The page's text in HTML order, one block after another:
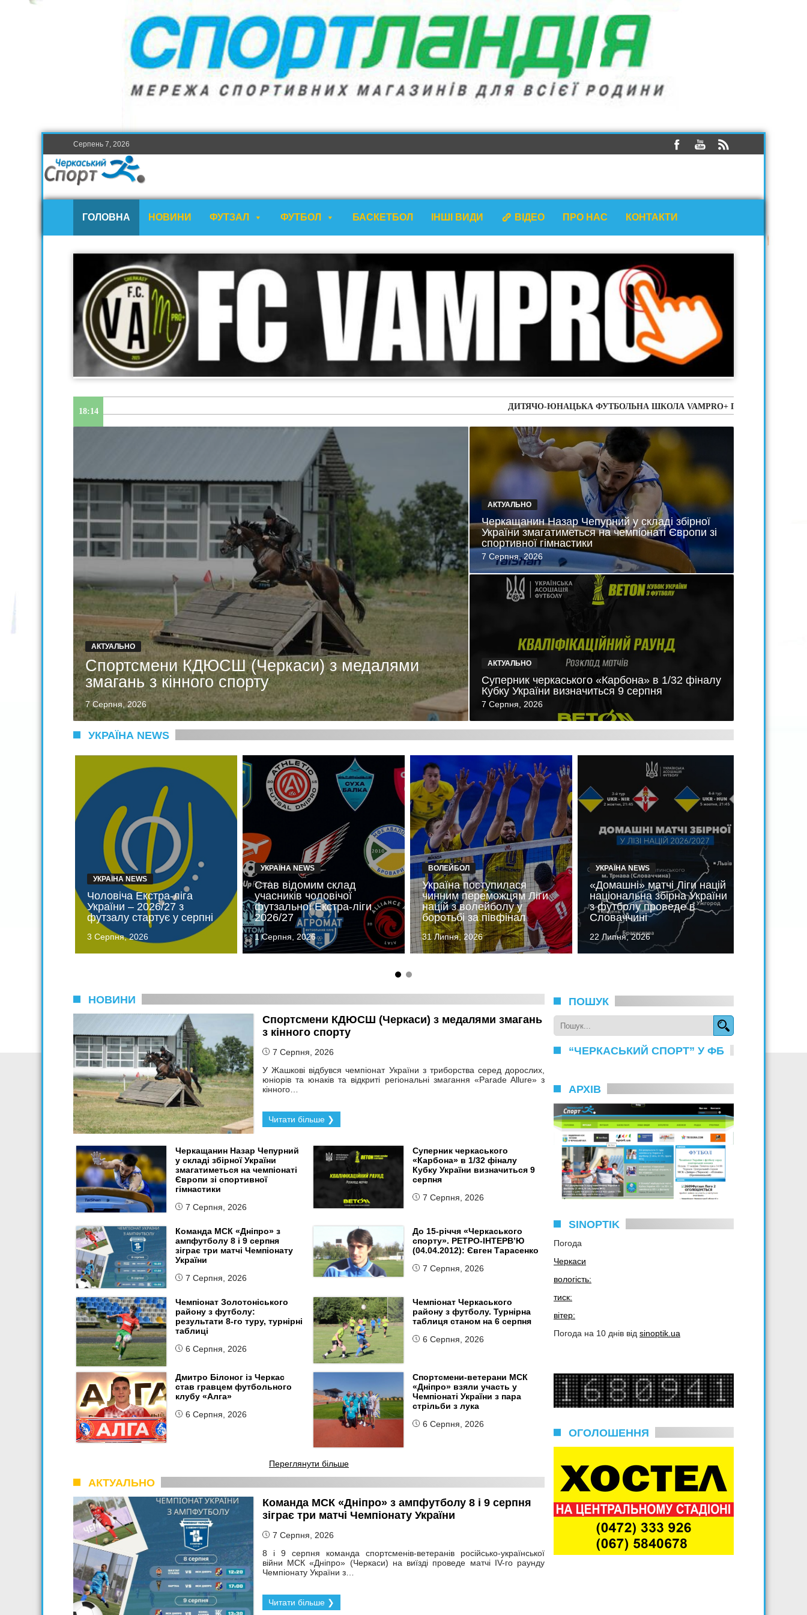
Серпень 7, 2026
ГОЛОВНА НОВИНИ ФУТЗАЛ ФУТБОЛ БАСКЕТБОЛ ІНШІ ВИДИ ВІДЕО ПРО НАС КОНТАКТИ
18:14
ДИТЯЧО-ЮНАЦЬКА ФУТБОЛЬНА ШКОЛА VAMPRO+ ПРОВОДИТЬ НАБІР НА
АКТУАЛЬНО
Спортсмени КДЮСШ (Черкаси) з медалями
змагань з кінного спорту
7 Серпня, 2026
АКТУАЛЬНО
Черкащанин Назар Чепурний у складі збірної
України змагатиметься на чемпіонаті Європи зі
спортивної гімнастики
7 Серпня, 2026
АКТУАЛЬНО
Суперник черкаського «Карбона» в 1/32 фіналу
Кубку України визначиться 9 серпня
7 Серпня, 2026
УКРАЇНА NEWS
УКРАЇНА NEWS
Чоловіча Екстра-ліга
України – 2026/27 з
футзалу стартує у серпні
3 Серпня, 2026
УКРАЇНА NEWS
Став відомим склад
учасників чоловічої
футзальної Екстра-ліги
2026/27
1 Серпня, 2026
ВОЛЕЙБОЛ
Україна поступилася
чинним переможцям Ліги
націй з волейболу у
боротьбі за півфінал
31 Липня, 2026
УКРАЇНА NEWS
«Домашні» матчі Ліги націй
національна збірна України
з футболу проведе в
Словаччині
22 Липня, 2026
НОВИНИ
Спортсмени КДЮСШ (Черкаси) з медалями змагань
з кінного спорту
7 Серпня, 2026
У Жашкові відбувся чемпіонат України з триборства серед дорослих,
юніорів та юнаків та відкриті регіональні змагання «Parade Allure» з
кінного…
Читати більше ❯
Черкащанин Назар Чепурний
у складі збірної України
змагатиметься на чемпіонаті
Європи зі спортивної
гімнастики
7 Серпня, 2026
Суперник черкаського
«Карбона» в 1/32 фіналу
Кубку України визначиться 9
серпня
7 Серпня, 2026
Команда МСК «Дніпро» з
ампфутболу 8 і 9 серпня
зіграє три матчі Чемпіонату
України
7 Серпня, 2026
До 15-річчя «Черкаського
спорту». РЕТРО-ІНТЕРВ’Ю
(04.04.2012): Євген Тарасенко
7 Серпня, 2026
Чемпіонат Золотоніського
району з футболу:
результати 8-го туру, турнірні
таблиці
6 Серпня, 2026
Чемпіонат Черкаського
району з футболу. Турнірна
таблиця станом на 6 серпня
6 Серпня, 2026
Дмитро Білоног із Черкас
став гравцем футбольного
клубу «Алга»
6 Серпня, 2026
Спортсмени-ветерани МСК
«Дніпро» взяли участь у
Чемпіонаті України з пара
стрільби з лука
6 Серпня, 2026
Переглянути більше
АКТУАЛЬНО
Команда МСК «Дніпро» з ампфутболу 8 і 9 серпня
зіграє три матчі Чемпіонату України
7 Серпня, 2026
8 і 9 серпня команда спортсменів-ветеранів російсько-української
війни МСК «Дніпро» (Черкаси) на виїзді проведе матчі IV-го раунду
Чемпіонату України з…
Читати більше ❯
ПОШУК
“ЧЕРКАСЬКИЙ СПОРТ” У ФБ
АРХІВ
SINOPTIK
Погода
Черкаси
вологість:
тиск:
вітер:
Погода на 10 днів від sinoptik.ua
ОГОЛОШЕННЯ